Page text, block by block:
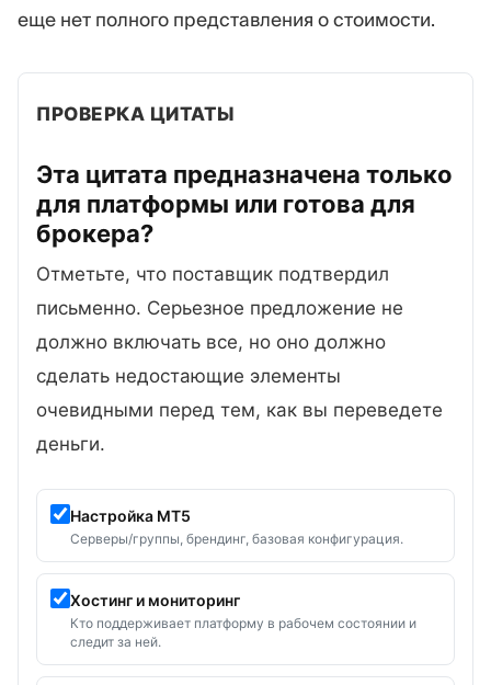
еще нет полного представления о стоимости.
ПРОВЕРКА ЦИТАТЫ
Эта цитата предназначена только
для платформы или готова для
брокера?
Отметьте, что поставщик подтвердил
письменно. Серьезное предложение не
должно включать все, но оно должно
сделать недостающие элементы
очевидными перед тем, как вы переведете
деньги.
Настройка MT5
Серверы/группы, брендинг, базовая конфигурация.
Хостинг и мониторинг
Кто поддерживает платформу в рабочем состоянии и
следит за ней.